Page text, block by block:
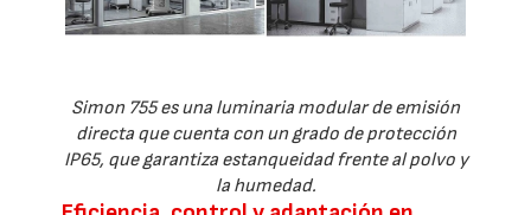
Simon 755 es una luminaria modular de emisión
directa que cuenta con un grado de protección
IP65, que garantiza estanqueidad frente al polvo y
la humedad.